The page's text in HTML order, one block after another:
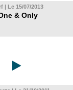
| Le 15/07/2013
& Only